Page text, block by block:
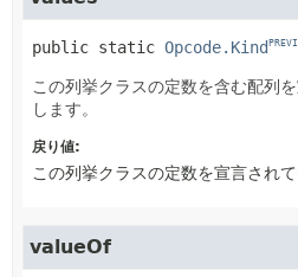
public static Opcode.Kind
この列挙クラスの定数を含む配列
します。
戻り値:
この列挙クラスの定数を宣言され
valueOf